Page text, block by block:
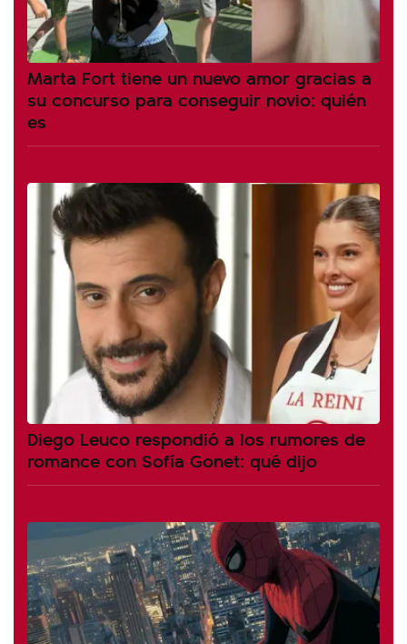
Marta Fort tiene un nuevo amor gracias a
su concurso para conseguir novio: quién
es
Diego Leuco respondió a los rumores de
romance con Sofía Gonet: qué dijo